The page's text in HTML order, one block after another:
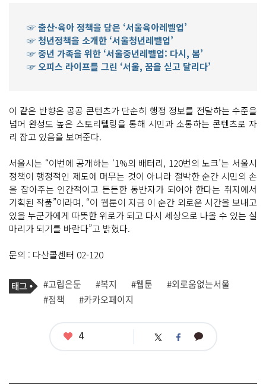
☞ 출산·육아 정책을 담은 ‘서울육아레벨업’
☞ 청년정책을 소개한 ‘서울청년레벨업’
☞ 중년 가족을 위한 ‘서울중년레벨업: 다시, 봄’
☞ 오피스 라이프를 그린 ‘서울, 꿈을 싣고 달리다’
이 같은 반향은 공공 콘텐츠가 단순히 행정 정보를 전달하는 수준을
넘어 완성도 높은 스토리텔링을 통해 시민과 소통하는 콘텐츠로 자
리 잡고 있음을 보여준다.
서울시는 “이번에 공개하는 ‘1%의 배터리, 120번의 노크’는 서울시
정책이 행정적인 제도에 머무는 것이 아니라 절박한 순간 시민의 손
을 잡아주는 인간적이고 든든한 동반자가 되어야 한다는 취지에서
기획된 작품”이라며, “이 웹툰이 지금 이 순간 외로운 시간을 보내고
있을 누군가에게 따뜻한 위로가 되고 다시 세상으로 나올 수 있는 실
마리가 되기를 바란다”고 밝혔다.
문의 : 다산콜센터 02-120
기
사
관
련
태
그
#고립은둔 #복지 #웹툰
#외로움없는서울
#정책
#카카오페이지
좋
4 트 페 카